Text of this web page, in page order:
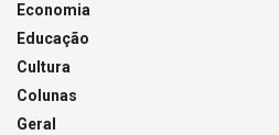
Economia
Educação
Cultura
Colunas
Geral